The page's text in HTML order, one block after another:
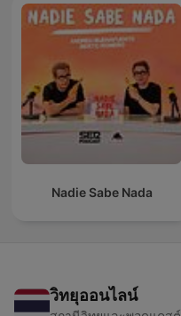
Nadie Sabe Nada
วิทยุออนไลน์